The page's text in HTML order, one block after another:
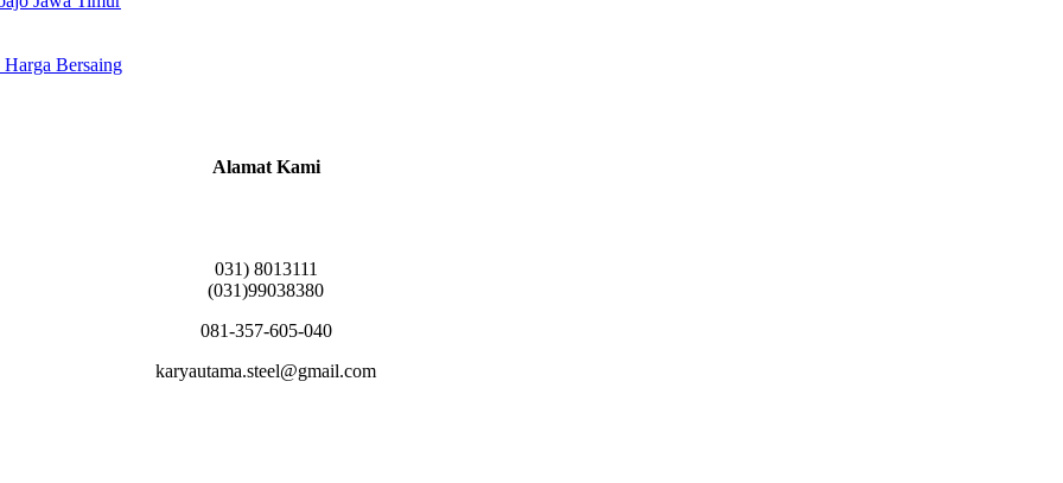
Bersaing
Alamat Kami
031) 8013111
(031)99038380
081-357-605-040
karyautama.steel@gmail.com